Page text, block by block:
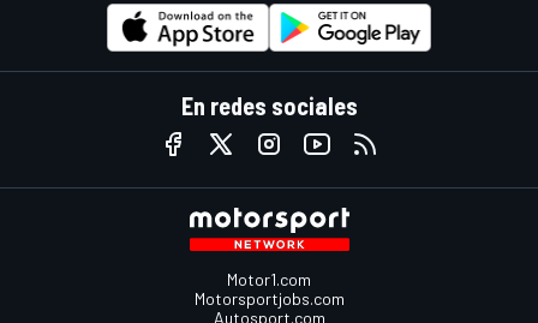
En redes sociales
Motor1.com
Motorsportjobs.com
Autosport.com